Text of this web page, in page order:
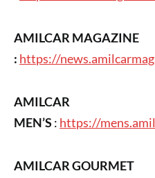
AMILCAR MAGAZINE
: https://
AMILCAR
MEN’S : https://
AMILCAR GOURMET